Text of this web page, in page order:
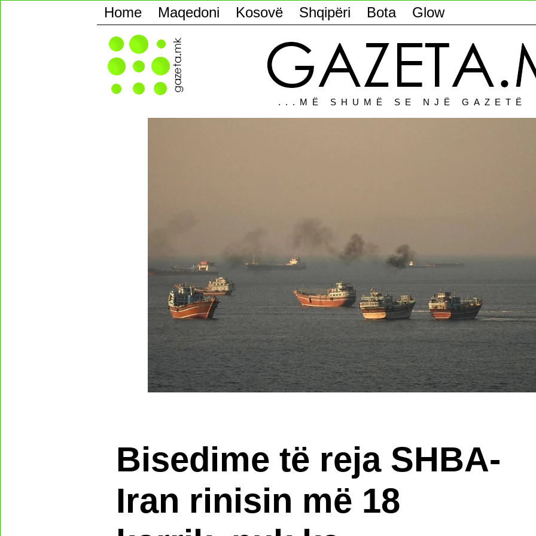
Home Maqedoni Kosovë Shqipëri Bota Glow
...MË SHUMË SE NJË GAZETË
Bisedime të reja SHBA-
Iran rinisin më 18